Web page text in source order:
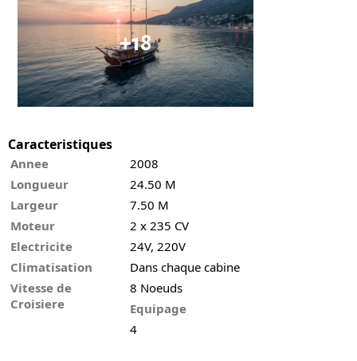
+18
Caracteristiques
Annee
2008
Longueur
24.50 M
Largeur
7.50 M
Moteur
2 x 235 CV
Electricite
24V, 220V
Climatisation
Dans chaque cabine
Vitesse de
Croisiere
8 Noeuds
Equipage
4